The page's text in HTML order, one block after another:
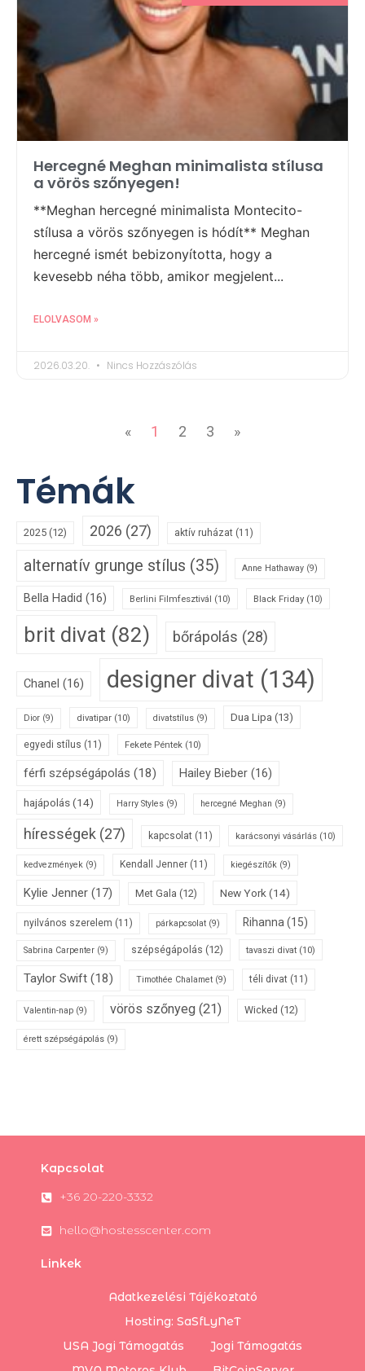
Hercegné Meghan minimalista stílusa
a vörös szőnyegen!
**Meghan hercegné minimalista Montecito-
stílusa a vörös szőnyegen is hódít** Meghan
hercegné ismét bebizonyította, hogy a
kevesebb néha több, amikor megjelent...
ELOLVASOM »
2026.03.20. Nincs Hozzászólás
« 1 2 3 »
Témák
2025 (12) 2026 (27) aktív ruházat (11)
alternatív grunge stílus (35) Anne Hathaway (9)
Bella Hadid (16) Berlini Filmfesztivál (10) Black Friday (10)
brit divat (82) bőrápolás (28)
Chanel (16) designer divat (134)
Dior (9) divatipar (10) divatstílus (9) Dua Lipa (13)
egyedi stílus (11) Fekete Péntek (10)
férfi szépségápolás (18) Hailey Bieber (16)
hajápolás(14) Harry Styles (9) hercegné Meghan (9)
hírességek (27) kapcsolat (11) karácsonyi vásárlás (10)
kedvezmények (9) Kendall Jenner (11) kiegészítők (9)
Kylie Jenner (17) Met Gala (12) New York (14)
nyilvános szerelem (11) párkapcsolat (9) Rihanna (15)
Sabrina Carpenter (9) szépségápolás (12) tavaszi divat (10)
Taylor Swift (18) Timothée Chalamet (9) téli divat (11)
Valentin-nap (9) vörös szőnyeg (21) Wicked (12)
érett szépségápolás (9)
Kapcsolat
+36 20-220-3332
hello@hostesscenter.com
Linkek
Adatkezelési Tájékoztató
Hosting: SaSfLyNeT
USA Jogi Támogatás
Jogi Támogatás